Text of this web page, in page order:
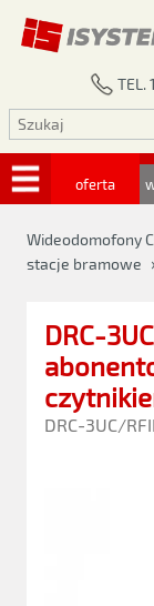
TEL.
oferta
Wideodomofony
stacje bramowe
DRC-
DRC-3UC/